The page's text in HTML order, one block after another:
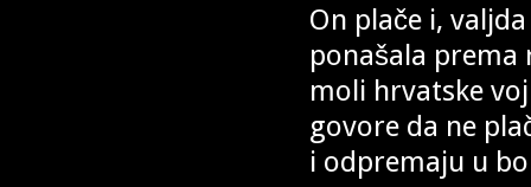
On plače i,
ponašala
moli hrvatske
govore da ne
i odpremaju u